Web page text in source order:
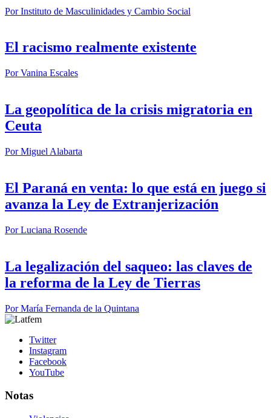
PorInstituto de Masculinidades y Cambio Social
El racismo realmente existente
PorVanina Escales
La geopolítica de la crisis migratoria en
Ceuta
PorMiguel Alabarta
El Paraná en venta: lo que está en juego si
avanza la Ley de Extranjerización
PorLuciana Rosende
La legalización del saqueo: las claves de
la reforma de la Ley de Tierras
PorMaría Fernanda de la Quintana
Twitter
Instagram
Facebook
YouTube
Notas